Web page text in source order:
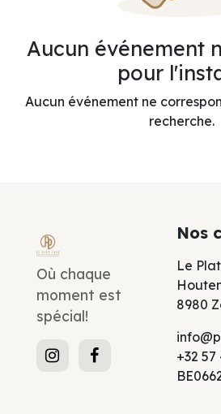
Aucun événement
pour
Aucun événement ne
recherche.
Où chaque
moment est
spécial!
Nos
Le
8980
+32 57